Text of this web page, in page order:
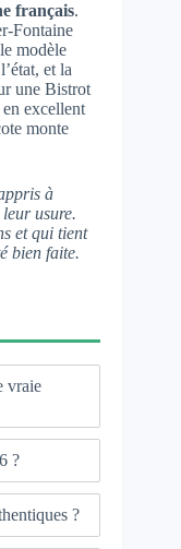
français.
Fontaine
modèle
et la
une Bistrot
excellent
monte
à
usure.
et qui tient
bien faite.
vraie
?
?